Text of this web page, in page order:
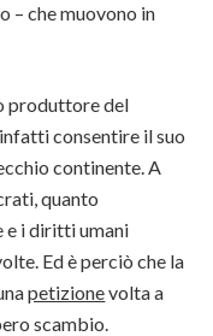
– che muovono in
produttore del
consentire il suo
continente. A
quanto
e i diritti umani
Ed è perciò che la
petizionevolta a
scambio.